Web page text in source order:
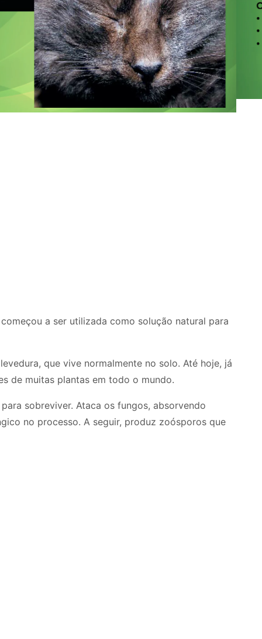
a ser utilizada como solução natural para
que vive normalmente no solo. Até hoje, já
de muitas plantas em todo o mundo.
sobreviver. Ataca os fungos, absorvendo
no processo. A seguir, produz zoósporos que